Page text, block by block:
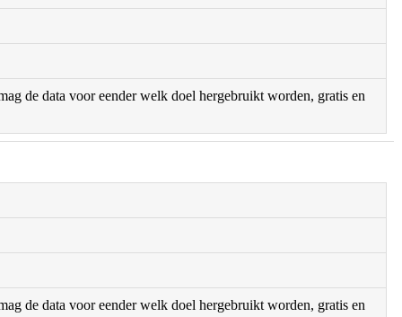
de data voor eender welk doel hergebruikt worden, gratis en
de data voor eender welk doel hergebruikt worden, gratis en